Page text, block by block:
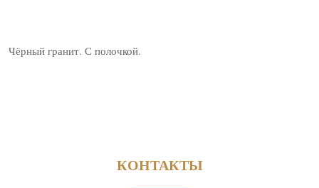
Чёрный гранит. С полочкой.
КОНТАКТЫ